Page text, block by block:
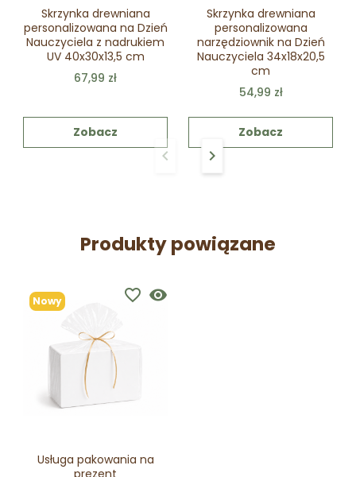
Skrzynka drewniana
personalizowana na Dzień
Nauczyciela z nadrukiem
UV 40x30x13,5 cm
67,99 zł
Zobacz
Skrzynka drewniana
personalizowana
narzędziownik na Dzień
Nauczyciela 34x18x20,5
cm
54,99 zł
Zobacz
Poprzedni
keyboard_arrow_left Następny
keyboard_arrow_right
Produkty powiązane
Nowy visibility
favorite_border
Usługa pakowania na
prezent